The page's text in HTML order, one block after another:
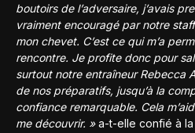
boutoirs de l’adversaire, j’avais
vraiment encouragé par notre
mon chevet. C’est ce qui m’a
rencontre. Je profite donc pour
surtout notre entraîneur Rebecca
de nos préparatifs, jusqu’à la
confiance remarquable. Cela
me découvrir. »a-t-elle confié à